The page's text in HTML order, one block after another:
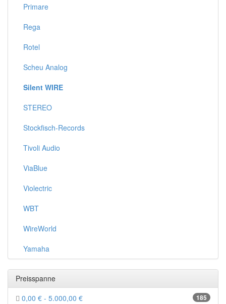
Primare
Rega
Rotel
Scheu Analog
Silent WIRE
STEREO
Stockfisch-Records
Tivoli Audio
ViaBlue
Violectric
WBT
WireWorld
Yamaha
Preisspanne
185
0,00 € - 5.000,00 €